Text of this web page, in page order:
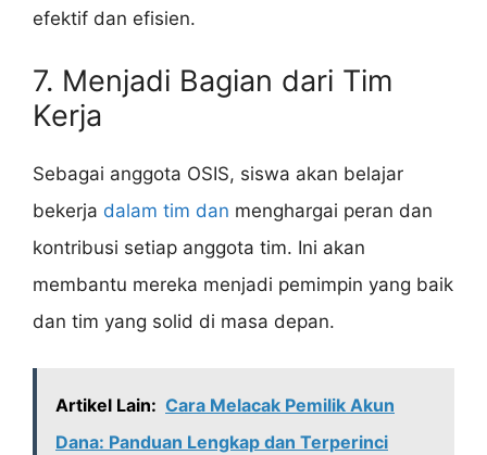
efektif dan efisien.
7. Menjadi Bagian dari Tim
Kerja
Sebagai anggota OSIS, siswa akan belajar
bekerja dalam tim dan menghargai peran dan
kontribusi setiap anggota tim. Ini akan
membantu mereka menjadi pemimpin yang baik
dan tim yang solid di masa depan.
Artikel Lain: Cara Melacak Pemilik Akun
Dana: Panduan Lengkap dan Terperinci